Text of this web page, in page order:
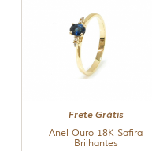
Frete Grátis
Anel Ouro 18K Safira
Brilhantes